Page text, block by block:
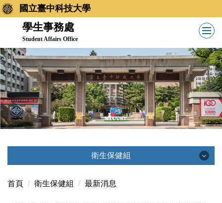
跳
到
內
容
區
國立臺中科技大學
學生事務處
Student Affairs Office
衛生保健組
衛生保健組
首頁 衛生保健組 最新消息